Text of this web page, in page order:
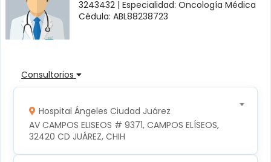
3243432 | Especialidad: Oncología Médica
Cédula: ABL88238723
Consultorios
Hospital Ángeles Ciudad Juárez
AV CAMPOS ELISEOS # 9371, CAMPOS ELÍSEOS,
32420 CD JUÁREZ, CHIH